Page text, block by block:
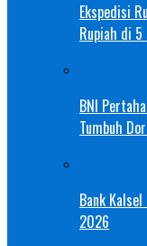
Ekspedisi
Rupiah di 5
BNI
Tumbuh
Bank
2026